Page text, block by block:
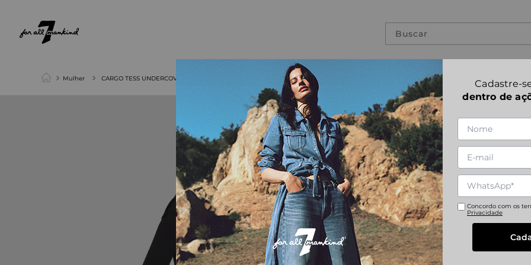
Buscar
Mulher CARGO TESS UNDERCOVER
1|6 CARGO TESS
Referência JSCSC100UC
24 26 27
Cadastre-
dentro de
Concordo com os
Privacidade